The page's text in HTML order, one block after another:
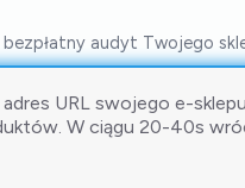
audyt Twojego